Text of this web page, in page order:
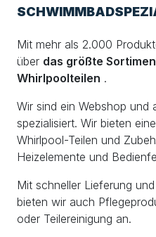
Mit mehr als 2.000
über das größte
Whirlpoolteilen .
Wir sind ein Webshop und
spezialisiert. Wir bieten
Whirlpool-Teilen und
Heizelemente und
Mit schneller Lieferung
bieten wir auch
oder Teilereinigung an.